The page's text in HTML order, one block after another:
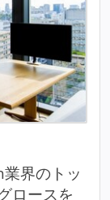
界のトッ
ロースを